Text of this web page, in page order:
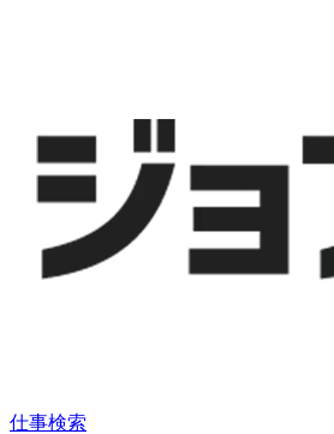
仕事検索